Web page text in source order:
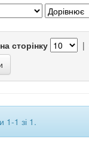
сторінку |
1-1 зі 1.